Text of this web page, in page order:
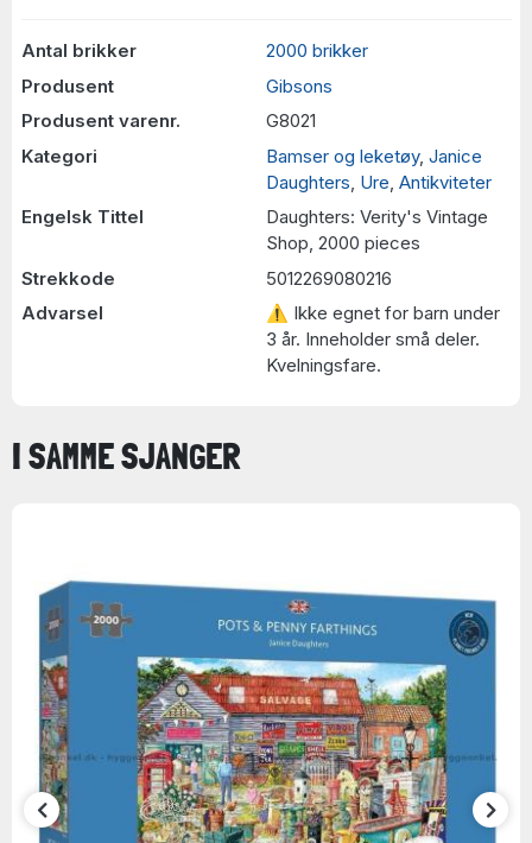
Antal brikker
2000 brikker
Produsent
Gibsons
Produsent varenr.
G8021
Kategori
Bamser og leketøy, Janice
Daughters Ure Antikviteter
Engelsk Tittel
Daughters: Verity's Vintage
Shop, 2000 pieces
Strekkode
5012269080216
Advarsel
⚠ Ikke egnet for barn under
3 år. Inneholder små deler.
Kvelningsfare.
I SAMME SJANGER